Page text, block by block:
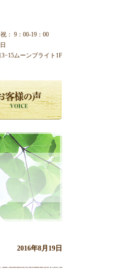
： 9：00-19：00
ムーンブライト1F
2016年8月19日